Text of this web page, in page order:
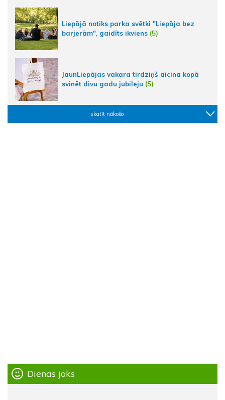
Liepājā notiks parka svētki "Liepāja bez
barjerām", gaidīts ikviens (5)
JaunLiepājas vakara tirdziņš aicina kopā
svinēt divu gadu jubileju (5)
skatīt nākošo
Dienas joks